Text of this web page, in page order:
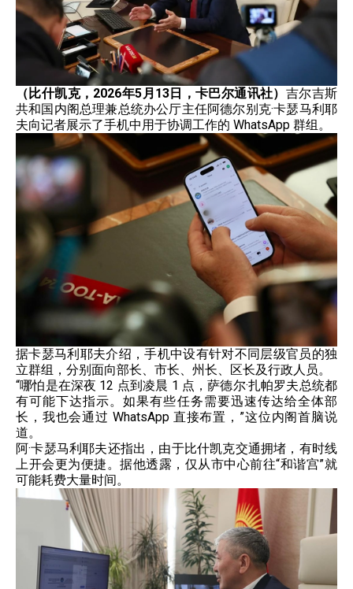
（比什凯克，2026年5月13日，卡巴尔通讯社） 吉尔吉斯
共和国内阁总理兼总统办公厅主任阿德尔别克·卡瑟马利耶
夫向记者展示了手机中用于协调工作的 WhatsApp 群组。
据卡瑟马利耶夫介绍，手机中设有针对不同层级官员的独
立群组，分别面向部长、市长、州长、区长及行政人员。
“哪怕是在深夜 12 点到凌晨 1 点，萨德尔·扎帕罗夫总统都
有可能下达指示。如果有些任务需要迅速传达给全体部
长，我也会通过 WhatsApp 直接布置，”这位内阁首脑说
道。
阿·卡瑟马利耶夫还指出，由于比什凯克交通拥堵，有时线
上开会更为便捷。据他透露，仅从市中心前往“和谐宫”就
可能耗费大量时间。